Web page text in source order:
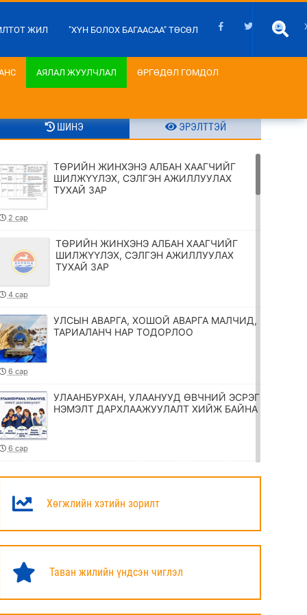
ЖИЛ "ХҮН БОЛОХ БАГААСАА" ТӨСӨЛ
АЯЛАЛ ЖУУЛЧЛАЛ ӨРГӨДӨЛ ГОМДОЛ
ШИНЭ ЭРЭЛТТЭЙ
ТӨРИЙН ЖИНХЭНЭ АЛБАН ХААГЧИЙГ
ШИЛЖҮҮЛЭХ, СЭЛГЭН АЖИЛЛУУЛАХ
ТУХАЙ ЗАР
2 сар
ТӨРИЙН ЖИНХЭНЭ АЛБАН ХААГЧИЙГ
ШИЛЖҮҮЛЭХ, СЭЛГЭН АЖИЛЛУУЛАХ
ТУХАЙ ЗАР
4 сар
УЛСЫН АВАРГА, ХОШОЙ АВАРГА МАЛЧИД,
ТАРИАЛАНЧ НАР ТОДОРЛОО
6 сар
УЛААНБУРХАН, УЛААНУУД ӨВЧНИЙ ЭСРЭГ
НЭМЭЛТ ДАРХЛААЖУУЛАЛТ ХИЙЖ БАЙНА
6 сар
ТӨРИЙН ЖИНХЭНЭ АЛБАН ХААГЧИЙГ
ТУХАЙ ЗАР
ХӨШӨӨНД ЦЭЦЭГ ӨРГӨЛӨӨ
6 сар
Хөгжлийн хэтийн зорилт
Таван жилийн үндсэн чиглэл